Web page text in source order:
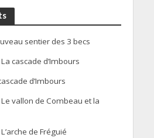
sentier des 3 becs
La cascade d’Imbours
d’Imbours
Le vallon de Combeau et la
L’arche de Fréguié